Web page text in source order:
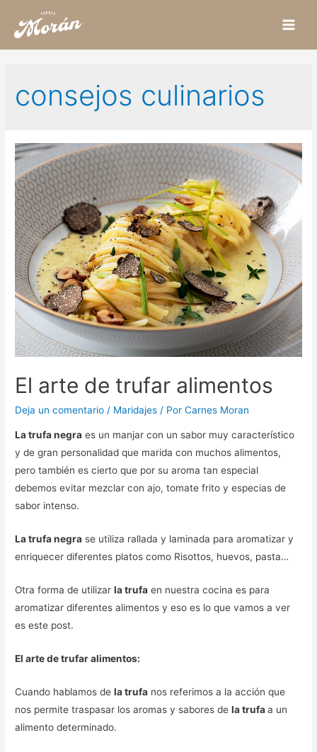
consejos culinarios
El arte de trufar alimentos
Deja un comentario / Maridajes / PorCarnes Moran
La trufa negra es un manjar con un sabor muy característico
y de gran personalidad que marida con muchos alimentos,
pero también es cierto que por su aroma tan especial
debemos evitar mezclar con ajo, tomate frito y especias de
sabor intenso.
La trufa negra se utiliza rallada y laminada para aromatizar y
enriquecer diferentes platos como Risottos, huevos, pasta…
Otra forma de utilizarla trufa en nuestra cocina es para
aromatizar diferentes alimentos y eso es lo que vamos a ver
es este post.
El arte de trufar alimentos:
Cuando hablamos dela trufa nos referimos a la acción que
nos permite traspasar los aromas y sabores dela trufaa un
alimento determinado.